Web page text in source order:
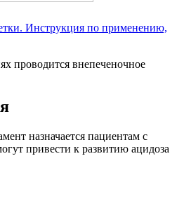
Инструкция по применению,
проводится внепеченочное
назначается пациентам с
привести к развитию ацидоза